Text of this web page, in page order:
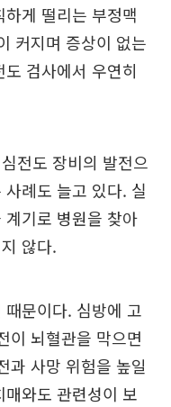
게 떨리는 부정맥
커지며 증상이 없는
검사에서 우연히
전도 장비의 발전으
례도 늘고 있다. 실
기로 병원을 찾아
않다.
문이다. 심방에 고
이 뇌혈관을 막으면
과 사망 위험을 높일
와도 관련성이 보